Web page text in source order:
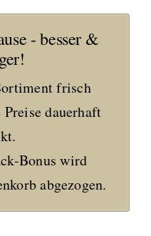
- besser &
frisch
dauerhaft
Bonus wird
abgezogen.